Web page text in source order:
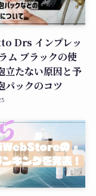
Drs インプレッ
ム ブラックの使
立たない原因と予
パックのコツ